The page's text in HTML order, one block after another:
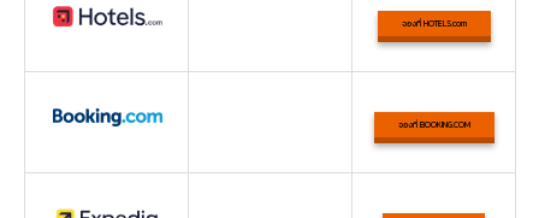
จองที่ HOTELS.com
จองที่ BOOKING.COM